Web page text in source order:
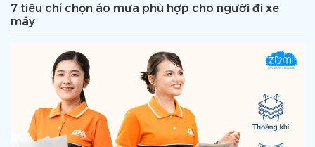
7 tiêu chí chọn áo mưa phù hợp cho người đi xe
máy